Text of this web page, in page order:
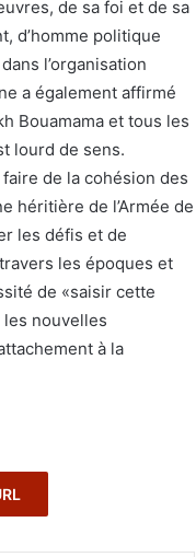
de sa foi et de sa
d’homme politique
l’organisation
a également affirmé
Bouamama et tous les
lourd de sens.
de la cohésion des
héritière de l’Armée de
les défis et de
les époques et
de «saisir cette
nouvelles
à la